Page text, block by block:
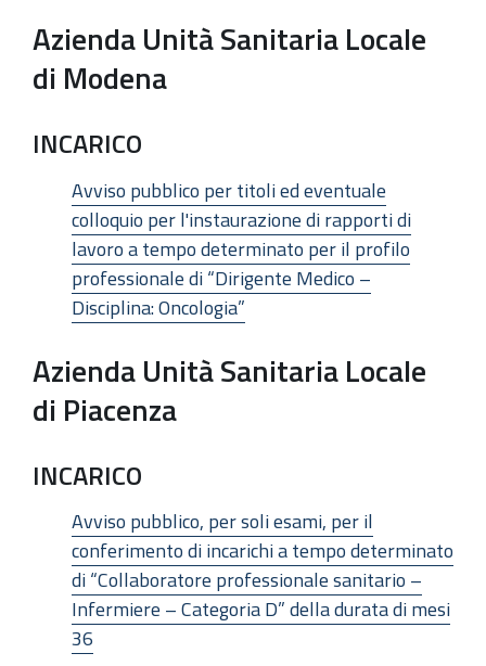
Azienda Unità Sanitaria Locale
di Modena
INCARICO
Avviso pubblico per titoli ed eventuale
colloquio per l'instaurazione di rapporti di
lavoro a tempo determinato per il profilo
professionale di “Dirigente Medico –
Disciplina: Oncologia”
Azienda Unità Sanitaria Locale
di Piacenza
INCARICO
Avviso pubblico, per soli esami, per il
conferimento di incarichi a tempo determinato
di “Collaboratore professionale sanitario –
Infermiere – Categoria D” della durata di mesi
36